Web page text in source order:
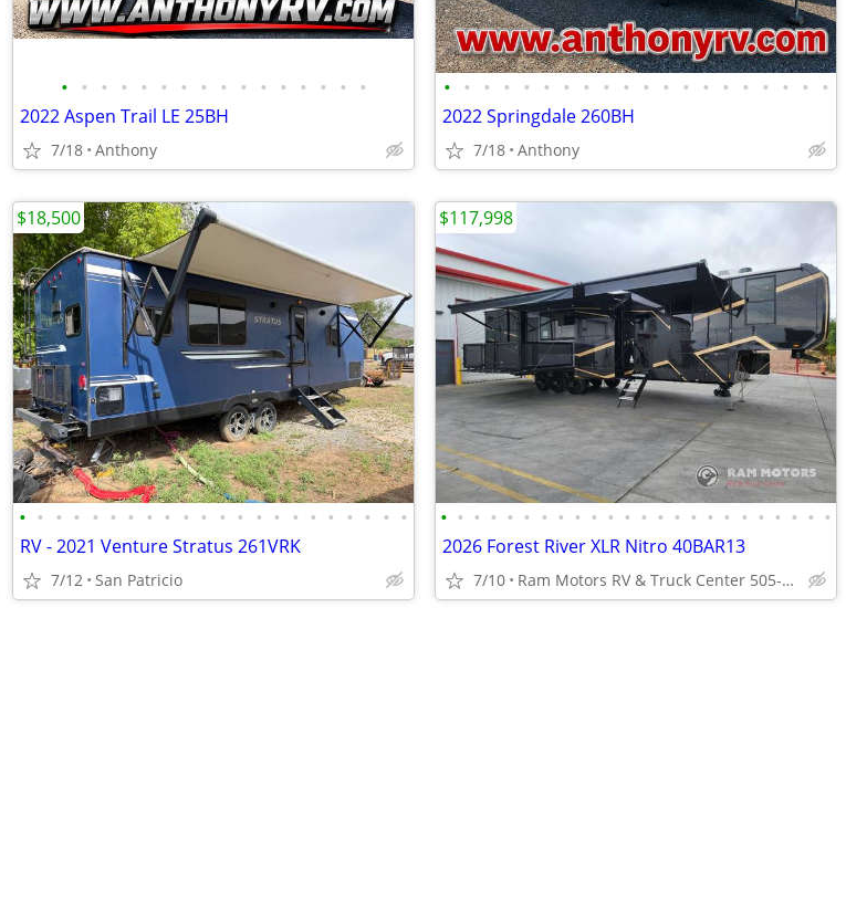
• • • • • • • • • • • • • • • •
2022 Aspen Trail LE 25BH
7/18 Anthony
• • • • • • • • • • • • • • • • • • • •
2022 Springdale 260BH
7/18 Anthony
• • • • • • • • • • • • • • • • • • • • • •
RV - 2021 Venture Stratus 261VRK
7/12 San Patricio
$18,500
• • • • • • • • • • • • • • • • • • • • • • • •
2026 Forest River XLR Nitro 40BAR13
7/10 Ram Motors RV & Truck Center 505-892-3600
$117,998